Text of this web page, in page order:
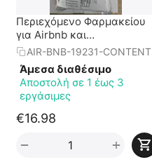
Περιεχόμενο Φαρμακείου
για Airbnb και
Ενοικιαζόμενα Δωμάτια
19231/19-09-2025
AIR-BNB-19231-CONTENT
Άμεσα διαθέσιμο
Αποστολή σε 1 έως 3
εργάσιμες
€16.98
+
−